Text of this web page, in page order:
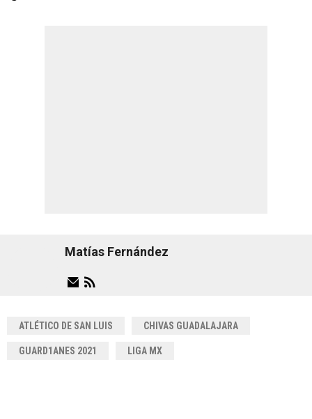
Matías Fernández
ATLÉTICO DE SAN LUIS CHIVAS GUADALAJARA
GUARD1ANES 2021 LIGA MX